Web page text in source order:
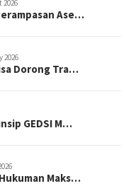
2026
Ase…
2026
Dorong Tra…
GEDSI M…
Maks…